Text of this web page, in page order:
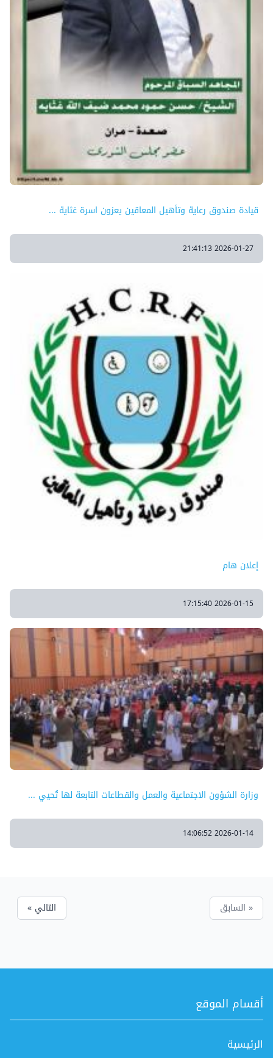
قيادة صندوق رعاية وتأهيل المعاقين يعزون اسرة غثاية ...
2026-01-27 21:41:13
إعلان هام
2026-01-15 17:15:40
وزارة الشؤون الاجتماعية والعمل والقطاعات التابعة لها تُحيي ...
2026-01-14 14:06:52
« السابق التالي »
أقسام الموقع
الرئيسية